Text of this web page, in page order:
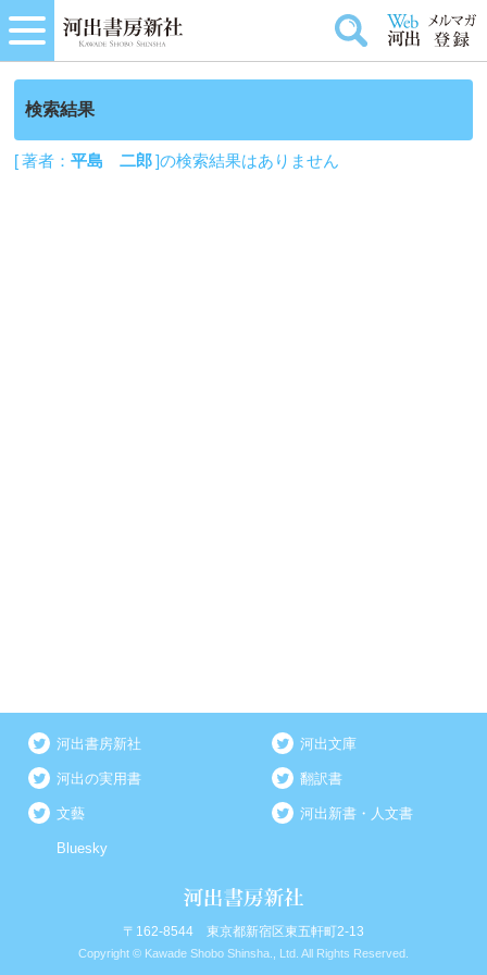
検索結果
[ 著者：平島 二郎]の検索結果はありません
河出書房新社 河出文庫
河出の実用書 翻訳書
文藝 河出新書・人文書
Bluesky
〒162-8544 東京都新宿区東五軒町2-13
Copyright © Kawade Shobo Shinsha., Ltd. All Rights Reserved.